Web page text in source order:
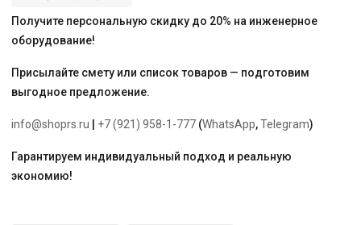
Получите персональную скидку до 20% на инженерное
оборудование!
Присылайте смету или список товаров — подготовим
выгодное предложение.
info@shoprs.ru +7 (921) 958-1-777 (WhatsApp,Telegram)
Гарантируем индивидуальный подход и реальную
экономию!